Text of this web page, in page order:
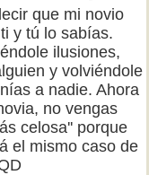
que mi novio
y tú lo sabías.
ilusiones,
y volviéndole
a nadie. Ahora
no vengas
celosa'' porque
el mismo caso de